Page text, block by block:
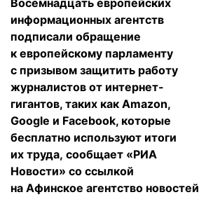
Восемнадцать европейских
информационных агентств
подписали обращение
к европейскому парламенту
с призывом защитить работу
журналистов от интернет-
гигантов, таких как Amazon,
Google и Facebook, которые
бесплатно используют итоги
их труда, сообщает «РИА
Новости» со ссылкой
на Афинское агентство новостей